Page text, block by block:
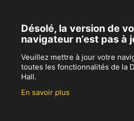
Désolé, la version de
navigateur n’est pas à
Veuillez mettre à jour votre
toutes les fonctionnalités de la
Hall.
En savoir plus